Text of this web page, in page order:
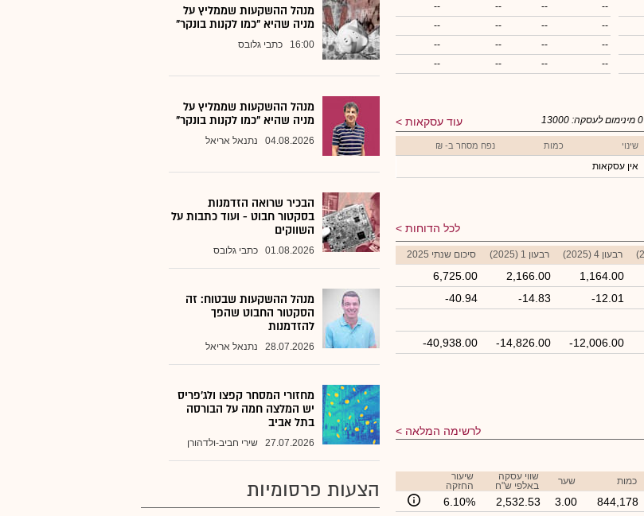
--
--
--
--
--
--
--
--
--
--
--
--
--
--
--
--
עוד עסקאות 0 מינימום לעסקה: 13000
שינוי כמות נפח מסחר ב- ₪
אין עסקאות
לכל הדוחות
רבעון 4 (2025) רבעון 1 (2025) סיכום שנתי 2025
1,164.00
2,166.00
6,725.00
-12.01
-14.83
-40.94
-12,006.00
-14,826.00
-40,938.00
לרשימה המלאה
כמות שער
שווי עסקה
באלפי ש"ח
שיעור
החזקה
844,178
3.00
2,532.53
6.10%
מנהל ההשקעות שממליץ על
מניה שהיא "כמו לקנות בונקר"
16:00 כתבי גלובס
מנהל ההשקעות שממליץ על
מניה שהיא "כמו לקנות בונקר"
04.08.2026 נתנאל אריאל
הבכיר שרואה הזדמנות
בסקטור חבוט - ועוד כתבות על
השווקים
01.08.2026 כתבי גלובס
מנהל ההשקעות שבטוח: זה
הסקטור החבוט שהפך
להזדמנות
28.07.2026 נתנאל אריאל
מחזורי המסחר קפצו ולג'פריס
יש המלצה חמה על הבורסה
בתל אביב
27.07.2026 שירי חביב-ולדהורן
הצעות פרסומיות